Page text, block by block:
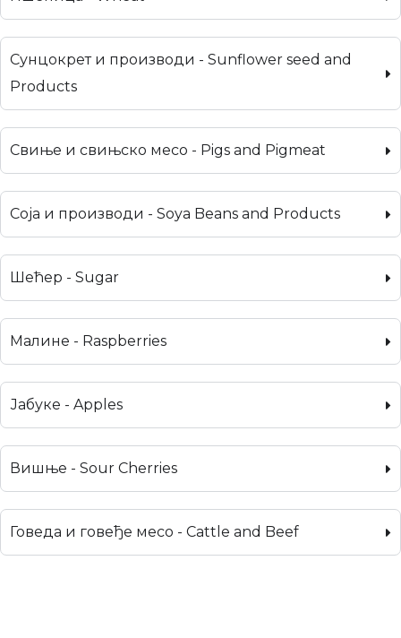
Сунцокрет и производи - Sunflower seed and
Products
Свиње и свињско месо - Pigs and Pigmeat
Соја и производи - Soya Beans and Products
Шећер - Sugar
Малине - Raspberries
Јабуке - Apples
Вишње - Sour Cherries
Говеда и говеђе месо - Cattle and Beef